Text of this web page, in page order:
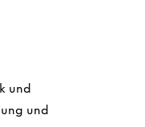
und
und